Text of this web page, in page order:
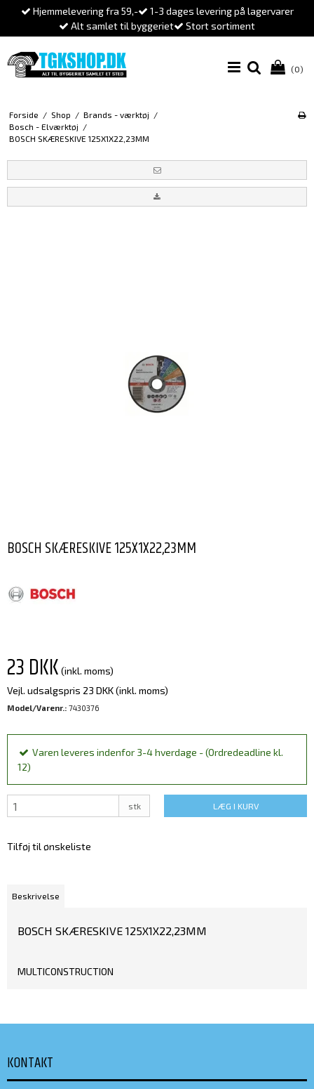
Hjemmelevering fra 59,-
1-3 dages levering på lagervarer
Alt samlet til byggeriet
Stort sortiment
(0)
Forside / Shop / Brands - værktøj /
Bosch - Elværktøj /
BOSCH SKÆRESKIVE 125X1X22,23MM
BOSCH SKÆRESKIVE 125X1X22,23MM
23 DKK (inkl. moms)
Vejl. udsalgspris 23 DKK(inkl. moms)
Model/Varenr.: 7430376
Varen leveres indenfor 3-4 hverdage - (Ordredeadline kl.
12)
stk LÆG I KURV
Tilføj til ønskeliste
Beskrivelse
BOSCH SKÆRESKIVE 125X1X22,23MM
MULTICONSTRUCTION
KONTAKT